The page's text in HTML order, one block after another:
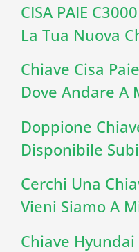
CISA PAIE
La Tua Nuova
Chiave Cisa
Dove Andare A
Doppione
Disponibile
Cerchi Una
Vieni Siamo A
Chiave